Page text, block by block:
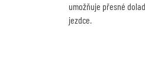
umožňuje přesné
jezdce.